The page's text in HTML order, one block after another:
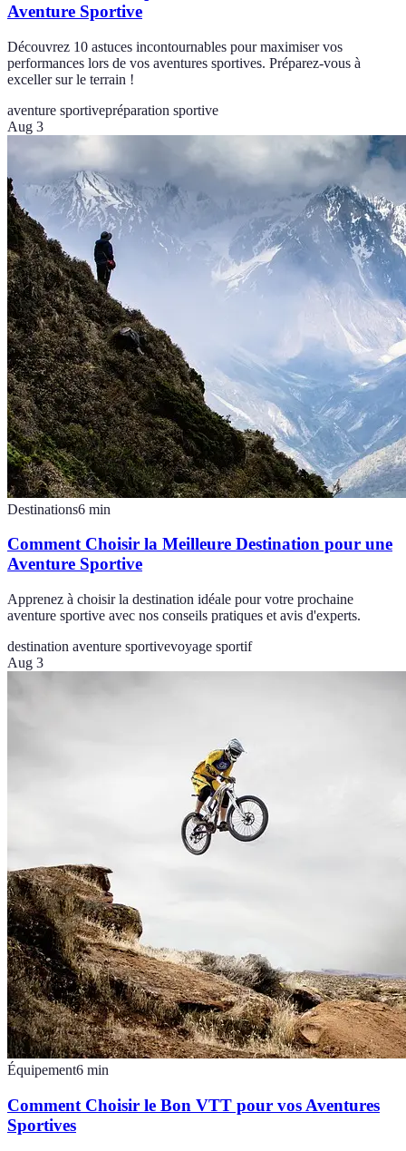
Aventure Sportive
Découvrez 10 astuces incontournables pour maximiser vos
performances lors de vos aventures sportives. Préparez-vous à
exceller sur le terrain !
aventure sportivepréparation sportive
Aug 3
Destinations6 min
Comment Choisir la Meilleure Destination pour une
Aventure Sportive
Apprenez à choisir la destination idéale pour votre prochaine
aventure sportive avec nos conseils pratiques et avis d'experts.
destination aventure sportivevoyage sportif
Aug 3
Équipement6 min
Comment Choisir le Bon VTT pour vos Aventures
Sportives